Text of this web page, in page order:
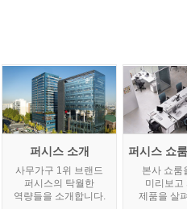
퍼시스 소개
사무가구 1위 브랜드
퍼시스의 탁월한
역량들을 소개합니다.
퍼시스 쇼
본사 쇼룸
미리보고
제품을 살